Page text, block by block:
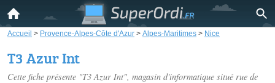
Accueil > Provence-Alpes-Côte d'Azur > Alpes-Maritimes > Nice
T3 Azur Int
Cette fiche présente "T3 Azur Int", magasin d'informatique situé rue de